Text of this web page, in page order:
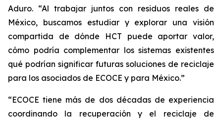
Aduro. “Al trabajar juntos con residuos reales de
México, buscamos estudiar y explorar una visión
compartida de dónde HCT puede aportar valor,
cómo podría complementar los sistemas existentes
qué podrían significar futuras soluciones de reciclaje
para los asociados de ECOCE y para México.”
“ECOCE tiene más de dos décadas de experiencia
coordinando la recuperación y el reciclaje de